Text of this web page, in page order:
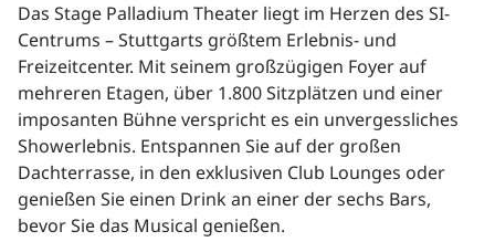
Das Stage Palladium Theater liegt im Herzen des SI-
Centrums – Stuttgarts größtem Erlebnis- und
Freizeitcenter. Mit seinem großzügigen Foyer auf
mehreren Etagen, über 1.800 Sitzplätzen und einer
imposanten Bühne verspricht es ein unvergessliches
Showerlebnis. Entspannen Sie auf der großen
Dachterrasse, in den exklusiven Club Lounges oder
genießen Sie einen Drink an einer der sechs Bars,
bevor Sie das Musical genießen.